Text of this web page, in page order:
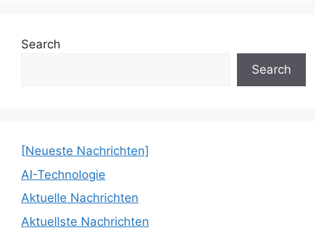
Search
Search
[Neueste Nachrichten]
AI-Technologie
Aktuelle Nachrichten
Aktuellste Nachrichten